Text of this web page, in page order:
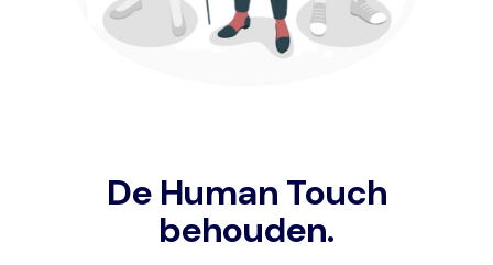
De Human Touch
behouden.